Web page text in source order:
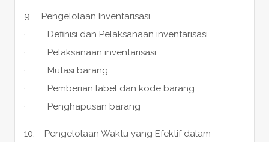
9. Pengelolaan Inventarisasi
· Definisi dan Pelaksanaan inventarisasi
· Pelaksanaan inventarisasi
· Mutasi barang
· Pemberian label dan kode barang
· Penghapusan barang
10. Pengelolaan Waktu yang Efektif dalam